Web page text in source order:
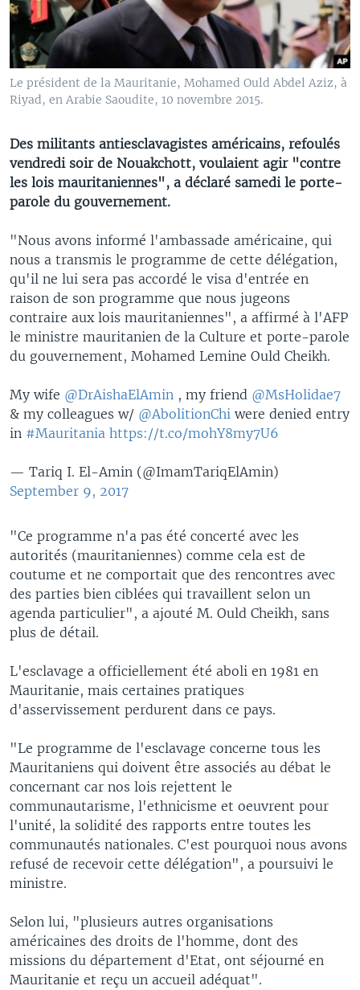
Le président de la Mauritanie, Mohamed Ould Abdel Aziz, à
Riyad, en Arabie Saoudite, 10 novembre 2015.
Des militants antiesclavagistes américains, refoulés
vendredi soir de Nouakchott, voulaient agir "contre
les lois mauritaniennes", a déclaré samedi le porte-
parole du gouvernement.
"Nous avons informé l'ambassade américaine, qui
nous a transmis le programme de cette délégation,
qu'il ne lui sera pas accordé le visa d'entrée en
raison de son programme que nous jugeons
contraire aux lois mauritaniennes", a affirmé à l'AFP
le ministre mauritanien de la Culture et porte-parole
du gouvernement, Mohamed Lemine Ould Cheikh.
My wife @DrAishaElAmin , my friend @MsHolidae7
& my colleagues w/ @AbolitionChi were denied entry
in #Mauritania https://t.co/mohY8my7U6
— Tariq I. El-Amin (@ImamTariqElAmin)
September 9, 2017
"Ce programme n'a pas été concerté avec les
autorités (mauritaniennes) comme cela est de
coutume et ne comportait que des rencontres avec
des parties bien ciblées qui travaillent selon un
agenda particulier", a ajouté M. Ould Cheikh, sans
plus de détail.
L'esclavage a officiellement été aboli en 1981 en
Mauritanie, mais certaines pratiques
d'asservissement perdurent dans ce pays.
"Le programme de l'esclavage concerne tous les
Mauritaniens qui doivent être associés au débat le
concernant car nos lois rejettent le
communautarisme, l'ethnicisme et oeuvrent pour
l'unité, la solidité des rapports entre toutes les
communautés nationales. C'est pourquoi nous avons
refusé de recevoir cette délégation", a poursuivi le
ministre.
Selon lui, "plusieurs autres organisations
américaines des droits de l'homme, dont des
missions du département d'Etat, ont séjourné en
Mauritanie et reçu un accueil adéquat".